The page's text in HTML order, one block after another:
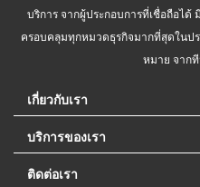
บริการ จากผู้ประกอบการที่เชื่อถือไ
ครอบคลุมทุกหมวดธุรกิจมากที่สุดในป
หมาย จาก
เกี่ยวกับเรา
บริการของเรา
ติดต่อเรา